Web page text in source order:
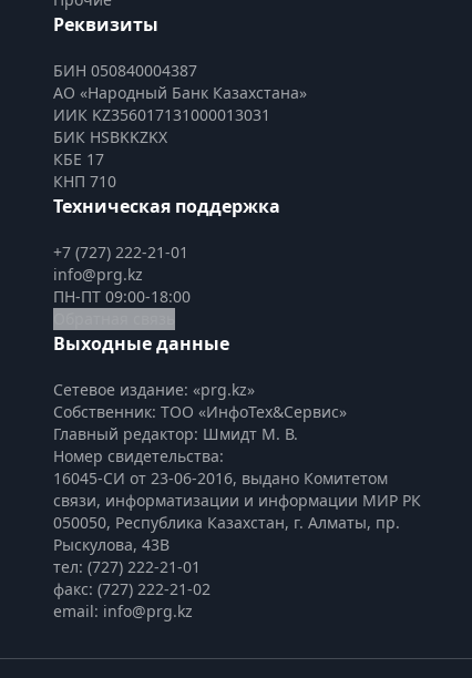
Реквизиты
БИН 050840004387
АО «Народный Банк Казахстана»
ИИК KZ356017131000013031
БИК HSBKKZKX
КБЕ 17
КНП 710
Техническая поддержка
+7 (727) 222-21-01
info@prg.kz
ПН-ПТ 09:00-18:00
Выходные данные
Сетевое издание: «prg.kz»
Собственник: ТОО «ИнфоТех&Сервис»
Главный редактор: Шмидт М. В.
Номер свидетельства:
16045-СИ от 23-06-2016, выдано Комитетом
связи, информатизации и информации МИР РК
050050, Республика Казахстан, г. Алматы, пр.
Рыскулова, 43В
тел: (727) 222-21-01
факс: (727) 222-21-02
email: info@prg.kz